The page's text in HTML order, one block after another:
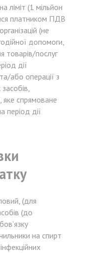
ліміт (1 мільйон
платником ПДВ
(не
допомоги,
товарів/послуг
дії
або операції з
спрямоване
період дії
(для
(до
на спирт